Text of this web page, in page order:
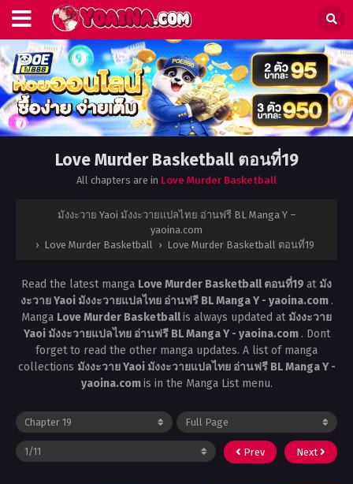
Love Murder Basketball ตอนที่19
All chapters are in Love Murder Basketball
มังงะวาย Yaoi มังงะวายแปลไทย อ่านฟรี BL Manga Y –
yaoina.com
› Love Murder Basketball › Love Murder Basketball ตอนที่19
Read the latest manga Love Murder Basketball ตอนที่19 at มัง
งะวาย Yaoi มังงะวายแปลไทย อ่านฟรี BL Manga Y - yaoina.com .
Manga Love Murder Basketballis always updated at มังงะวาย
Yaoi มังงะวายแปลไทย อ่านฟรี BL Manga Y - yaoina.com . Dont
forget to read the other manga updates. A list of manga
collections มังงะวาย Yaoi มังงะวายแปลไทย อ่านฟรี BL Manga Y -
yaoina.comis in the Manga List menu.
Prev Next